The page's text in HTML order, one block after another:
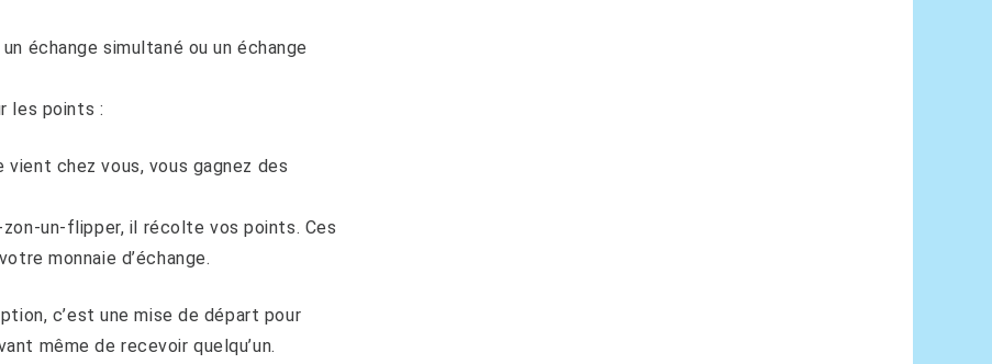
échange simultané ou un échange
les points :
vient chez vous, vous gagnez des
zon-un-flipper, il récolte vos points. Ces
monnaie d’échange.
c’est une mise de départ pour
même de recevoir quelqu’un.